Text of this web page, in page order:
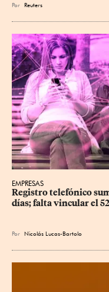
Por Reuters
EMPRESAS
Registro telefónico
días; falta vincular el
Por Nicolás Lucas-Bartolo